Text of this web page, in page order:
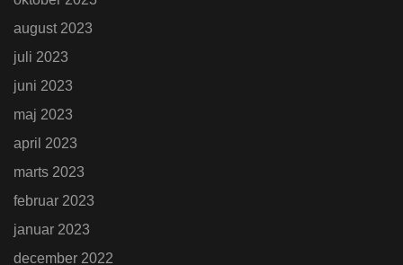
august 2023
juli 2023
juni 2023
maj 2023
april 2023
marts 2023
februar 2023
januar 2023
december 2022